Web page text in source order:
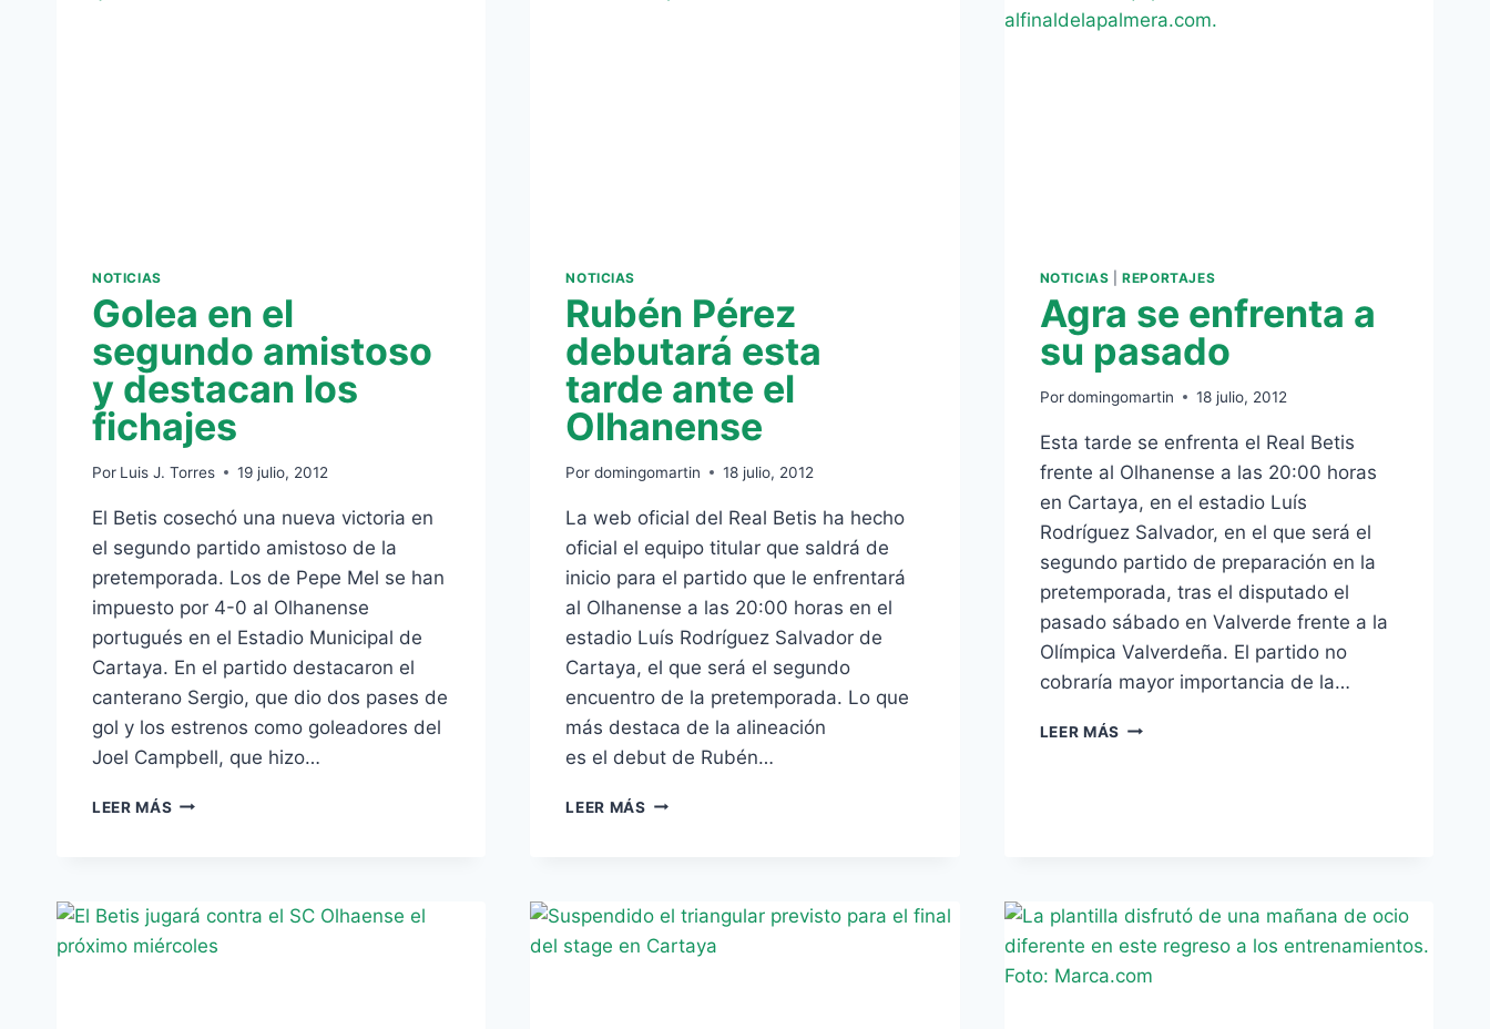
NOTICIAS
Golea en el
segundo amistoso
y destacan los
fichajes
Por Luis J. Torres 19 julio, 2012
El Betis cosechó una nueva victoria en
el segundo partido amistoso de la
pretemporada. Los de Pepe Mel se han
impuesto por 4-0 al Olhanense
portugués en el Estadio Municipal de
Cartaya. En el partido destacaron el
canterano Sergio, que dio dos pases de
gol y los estrenos como goleadores del
Joel Campbell, que hizo…
LEER MÁS GOLEA
Y
DESTACAN
NOTICIAS
Rubén Pérez
debutará esta
tarde ante el
Olhanense
Por domingomartin 18 julio, 2012
La web oficial del Real Betis ha hecho
oficial el equipo titular que saldrá de
inicio para el partido que le enfrentará
al Olhanense a las 20:00 horas en el
estadio Luís Rodríguez Salvador de
Cartaya, el que será el segundo
encuentro de la pretemporada. Lo que
más destaca de la alineación
es el debut de Rubén…
LEER MÁS RUBÉN
ANTE
EL
NOTICIAS |REPORTAJES
Agra se enfrenta a
su pasado
Por domingomartin 18 julio, 2012
Esta tarde se enfrenta el Real Betis
frente al Olhanense a las 20:00 horas
en Cartaya, en el estadio Luís
Rodríguez Salvador, en el que será el
segundo partido de preparación en la
pretemporada, tras el disputado el
pasado sábado en Valverde frente a la
Olímpica Valverdeña. El partido no
cobraría mayor importancia de la…
LEER MÁS AGRA